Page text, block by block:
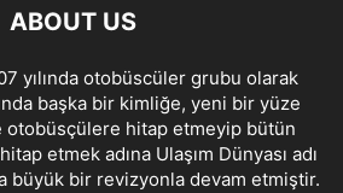
ABOUT US
yılında otobüscüler grubu olarak
başka bir kimliğe, yeni bir yüze
otobüsçülere hitap etmeyip bütün
etmek adına Ulaşım Dünyası adı
büyük bir revizyonla devam etmiştir.